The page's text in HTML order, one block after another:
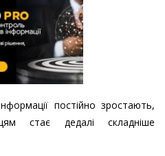
постійно зростають,
стає дедалі складніше